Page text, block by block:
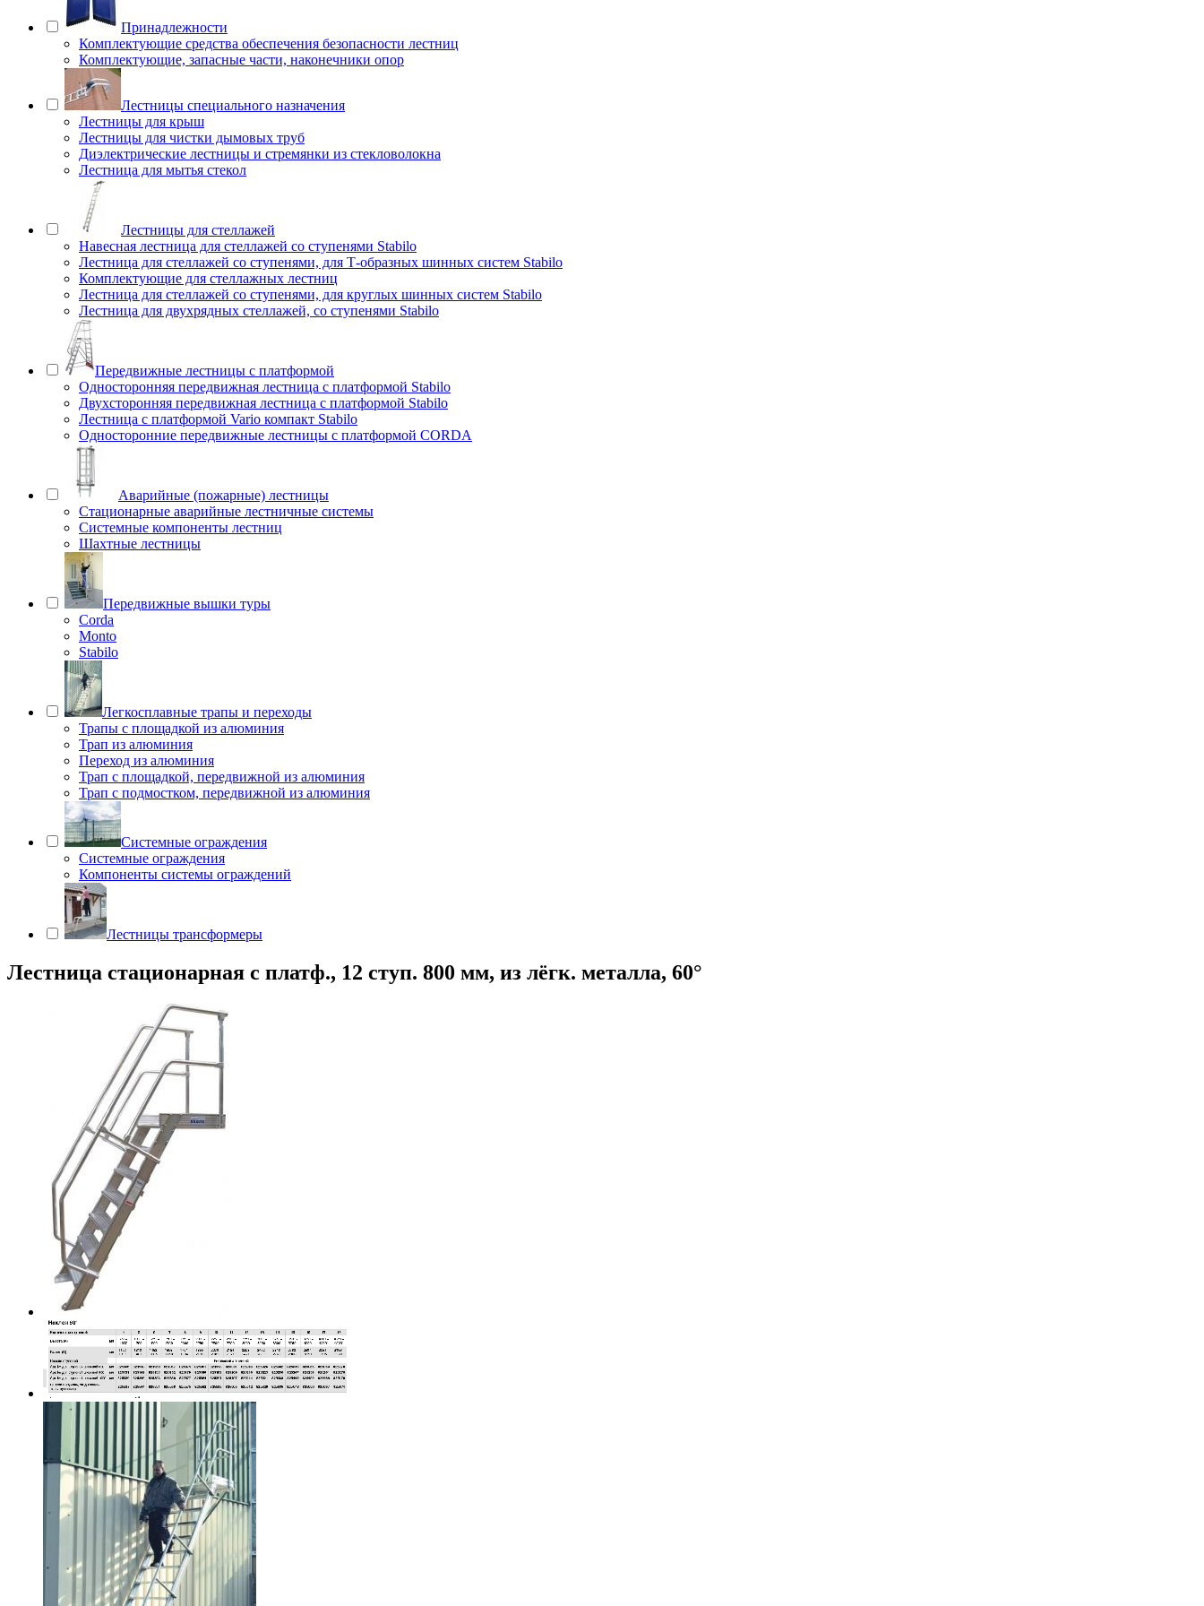
Принадлежности
Комплектующие средства обеспечения безопасности лестниц
Комплектующие, запасные части, наконечники опор
Лестницы специального назначения
Лестницы для крыш
Лестницы для чистки дымовых труб
Диэлектрические лестницы и стремянки из стекловолокна
Лестница для мытья стекол
Лестницы для стеллажей
Навесная лестница для стеллажей со ступенями Stabilo
Лестница для стеллажей со ступенями, для Т-образных шинных систем Stabilo
Комплектующие для стеллажных лестниц
Лестница для стеллажей со ступенями, для круглых шинных систем Stabilo
Лестница для двухрядных стеллажей, со ступенями Stabilo
Передвижные лестницы с платформой
Односторонняя передвижная лестница с платформой Stabilo
Двухсторонняя передвижная лестница с платформой Stabilo
Лестница с платформой Vario компакт Stabilo
Односторонние передвижные лестницы с платформой CORDA
Аварийные (пожарные) лестницы
Стационарные аварийные лестничные системы
Системные компоненты лестниц
Шахтные лестницы
Передвижные вышки туры
Corda
Monto
Stabilo
Легкосплавные трапы и переходы
Трапы с площадкой из алюминия
Трап из алюминия
Переход из алюминия
Трап с площадкой, передвижной из алюминия
Трап с подмостком, передвижной из алюминия
Системные ограждения
Системные ограждения
Компоненты системы ограждений
Лестницы трансформеры
Лестница стационарная с платф., 12 ступ. 800 мм, из лёгк. металла, 60°